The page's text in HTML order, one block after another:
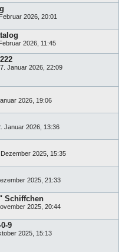
2026, 20:01
2026, 11:45
Januar 2026, 22:09
2026, 19:06
Januar 2026, 13:36
2025, 15:35
2025, 21:33
Schiffchen
2025, 20:44
9
2025, 15:13